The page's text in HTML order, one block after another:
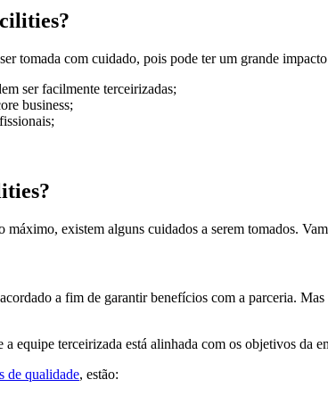
tomada com cuidado, pois pode ter um grande
ser facilmente terceirizadas;
business;
existem alguns cuidados a serem tomados.
a fim de garantir benefícios com a parceria.
equipe terceirizada está alinhada com os objetivos da
de qualidade, estão: